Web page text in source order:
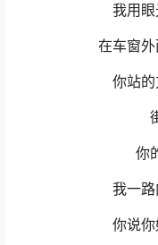
我用
在车窗
你站
你
我一
你说